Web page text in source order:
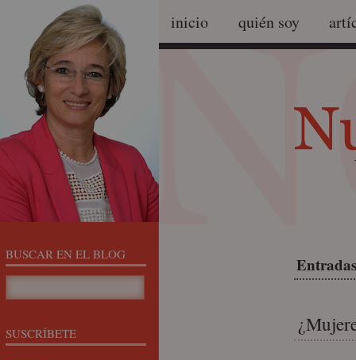
inicio quién soy
BUSCAR EN EL BLOG
SUSCRÍBETE